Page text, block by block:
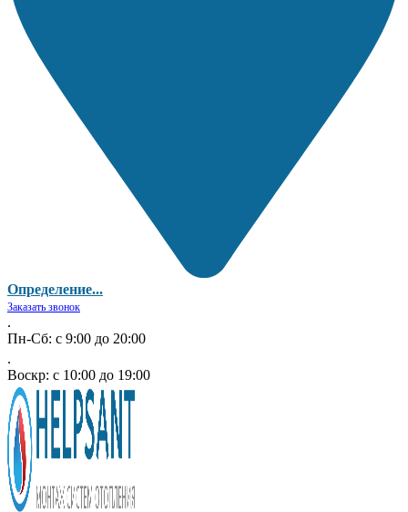
Определение...
Заказать звонок
.
Пн-Сб: с 9:00 до 20:00
.
Воскр: с 10:00 до 19:00